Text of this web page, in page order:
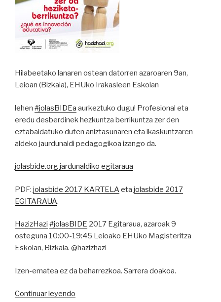
Hilabeetako lanaren ostean datorren azaroaren 9an,
Leioan (Bizkaia), EHUko Irakasleen Eskolan
lehen #jolasBIDEa aurkeztuko dugu! Profesional eta
eredu desberdinek hezkuntza berrikuntza zer den
eztabaidatuko duten aniztasunaren eta ikaskuntzaren
aldeko jaurdunaldi pedagogikoa izango da.
jolasbide.org jardunaldiko egitaraua
PDF: jolasbide 2017 KARTELA eta jolasbide 2017
EGITARAUA.
HazizHazi #jolasBIDE 2017 Egitaraua, azaroak 9
osteguna 10:00-19:45 Leioako EHUko Magisteritza
Eskolan, Bizkaia. @hazizhazi
Izen-ematea ez da beharrezkoa. Sarrera doakoa.
Continuar leyendo